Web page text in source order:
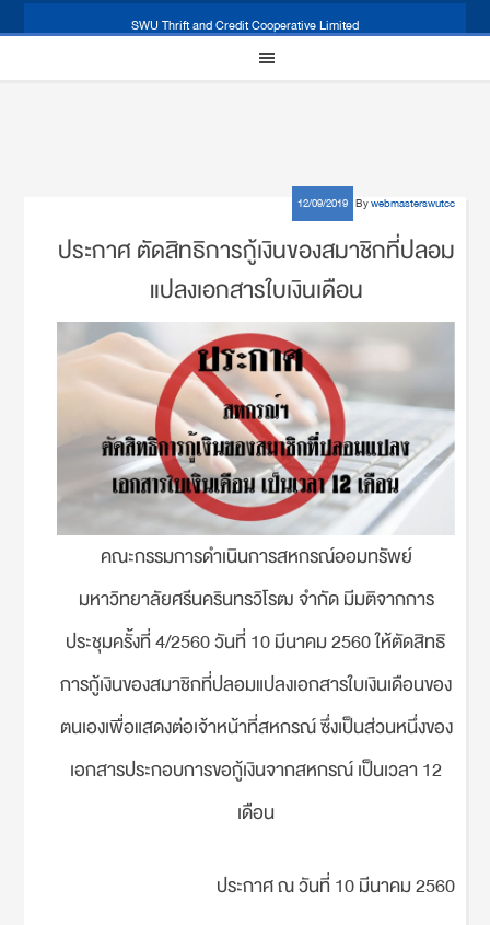
SWU Thrift and Credit Cooperative Limited
12/09/2019 Bywebmasterswutcc
ประกาศ ตัดสิทธิการกู้เงินของสมาชิกที่ปลอม
แปลงเอกสารใบเงินเดือน
คณะกรรมการดำเนินการสหกรณ์ออมทรัพย์
มหาวิทยาลัยศรีนครินทรวิโรฒ จำกัด มีมติจากการ
ประชุมครั้งที่ 4/2560 วันที่ 10 มีนาคม 2560 ให้ตัดสิทธิ
การกู้เงินของสมาชิกที่ปลอมแปลงเอกสารใบเงินเดือนของ
ตนเองเพื่อแสดงต่อเจ้าหน้าที่สหกรณ์ ซึ่งเป็นส่วนหนึ่งของ
เอกสารประกอบการขอกู้เงินจากสหกรณ์ เป็นเวลา 12
เดือน
ประกาศ ณ วันที่ 10 มีนาคม 2560